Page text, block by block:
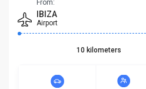
From:
IBIZA
Airport
10 kilometers